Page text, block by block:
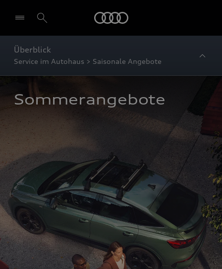
Überblick
Service im Autohaus > Saisonale Angebote
Sommerangebote